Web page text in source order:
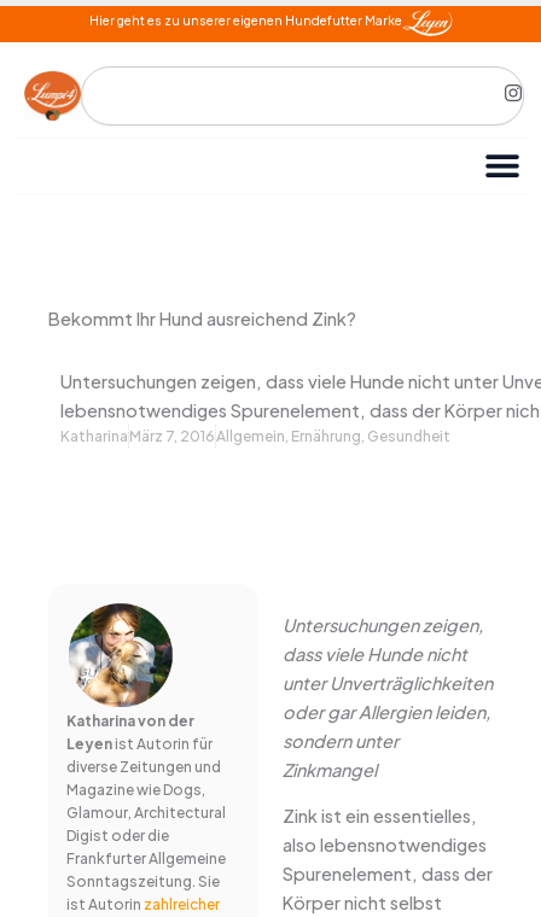
Zum
Inhalt
springen
Hier geht es zu unserer eigenen Hundefutter Marke
Search I
n
s
a
g
Bekommt Ihr Hund ausreichend Zink?
Untersuchungen zeigen, dass viele Hunde nicht unter
lebensnotwendiges Spurenelement, dass der Körper
Katharina März 7, 2016Allgemein Ernährung Gesundheit
Katharina von der
Leyenist Autorin für
diverse Zeitungen und
Magazine wie Dogs,
Glamour, Architectural
Digist oder die
Frankfurter Allgemeine
Sonntagszeitung. Sie
ist Autorin zahlreicher
Untersuchungen zeigen,
dass viele Hunde nicht
unter Unverträglichkeiten
oder gar Allergien leiden,
sondern unter
Zinkmangel
Zink ist ein essentielles,
also lebensnotwendiges
Spurenelement, dass der
Körper nicht selbst